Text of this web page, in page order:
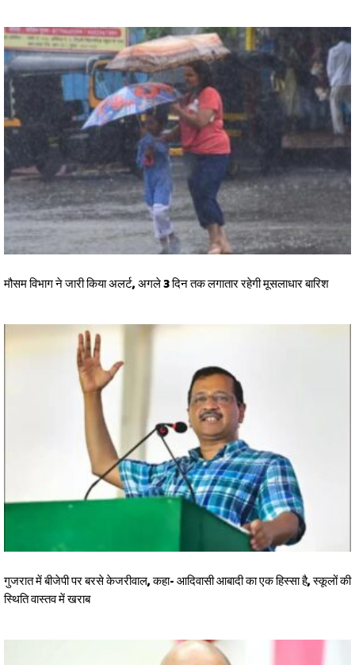
मौसम विभाग ने जारी किया अलर्ट, अगले 3 दिन तक लगातार रहेगी मूसलाधार बारिश
गुजरात में बीजेपी पर बरसे केजरीवाल, कहा- आदिवासी आबादी का एक हिस्सा है, स्कूलों की
स्थिति वास्तव में खराब